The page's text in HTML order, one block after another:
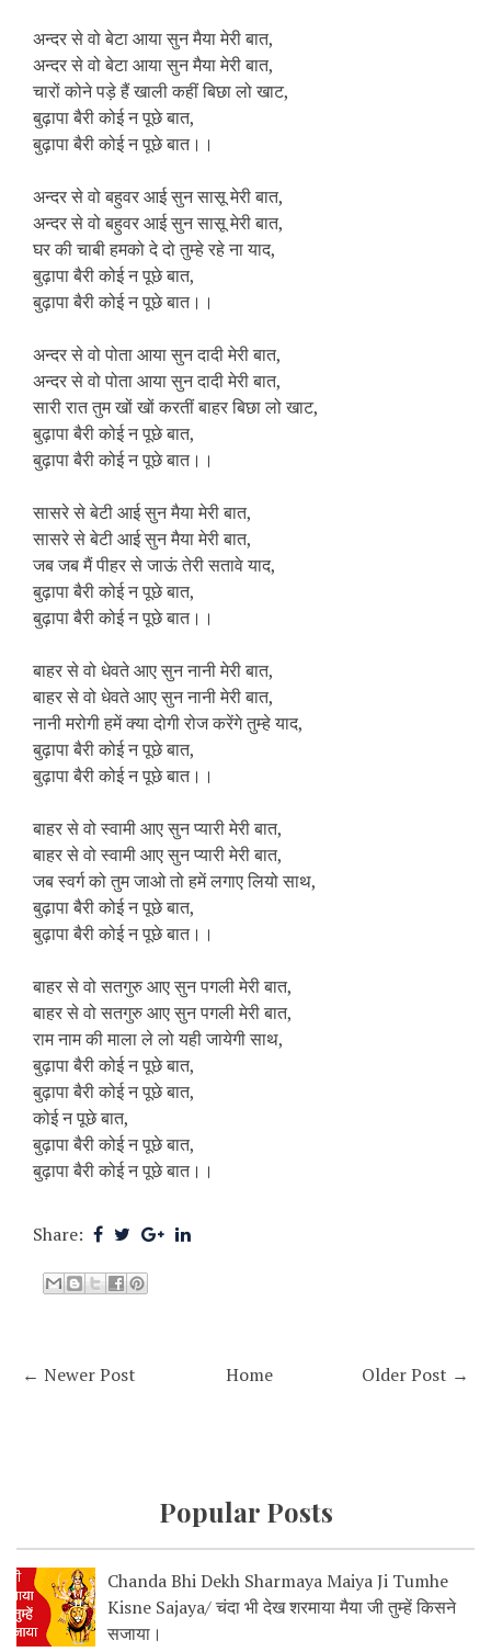
अन्दर से वो बेटा आया सुन मैया मेरी बात,
अन्दर से वो बेटा आया सुन मैया मेरी बात,
चारों कोने पड़े हैं खाली कहीं बिछा लो खाट,
बुढ़ापा बैरी कोई न पूछे बात,
बुढ़ापा बैरी कोई न पूछे बात।।
अन्दर से वो बहुवर आई सुन सासू मेरी बात,
अन्दर से वो बहुवर आई सुन सासू मेरी बात,
घर की चाबी हमको दे दो तुम्हे रहे ना याद,
बुढ़ापा बैरी कोई न पूछे बात,
बुढ़ापा बैरी कोई न पूछे बात।।
अन्दर से वो पोता आया सुन दादी मेरी बात,
अन्दर से वो पोता आया सुन दादी मेरी बात,
सारी रात तुम खों खों करतीं बाहर बिछा लो खाट,
बुढ़ापा बैरी कोई न पूछे बात,
बुढ़ापा बैरी कोई न पूछे बात।।
सासरे से बेटी आई सुन मैया मेरी बात,
सासरे से बेटी आई सुन मैया मेरी बात,
जब जब मैं पीहर से जाऊं तेरी सतावे याद,
बुढ़ापा बैरी कोई न पूछे बात,
बुढ़ापा बैरी कोई न पूछे बात।।
बाहर से वो धेवते आए सुन नानी मेरी बात,
बाहर से वो धेवते आए सुन नानी मेरी बात,
नानी मरोगी हमें क्या दोगी रोज करेंगे तुम्हे याद,
बुढ़ापा बैरी कोई न पूछे बात,
बुढ़ापा बैरी कोई न पूछे बात।।
बाहर से वो स्वामी आए सुन प्यारी मेरी बात,
बाहर से वो स्वामी आए सुन प्यारी मेरी बात,
जब स्वर्ग को तुम जाओ तो हमें लगाए लियो साथ,
बुढ़ापा बैरी कोई न पूछे बात,
बुढ़ापा बैरी कोई न पूछे बात।।
बाहर से वो सतगुरु आए सुन पगली मेरी बात,
बाहर से वो सतगुरु आए सुन पगली मेरी बात,
राम नाम की माला ले लो यही जायेगी साथ,
बुढ़ापा बैरी कोई न पूछे बात,
बुढ़ापा बैरी कोई न पूछे बात,
कोई न पूछे बात,
बुढ़ापा बैरी कोई न पूछे बात,
बुढ़ापा बैरी कोई न पूछे बात।।
Share:
← Newer Post Older Post →
Home
Popular Posts
Chanda Bhi Dekh Sharmaya Maiya Ji Tumhe
Kisne Sajaya/ चंदा भी देख शरमाया मैया जी तुम्हें किसने
सजाया।